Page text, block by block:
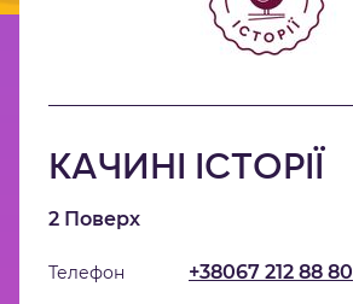
КАЧИНІ ІСТОРІЇ
2 Поверх
Телефон +38067 212 88 80